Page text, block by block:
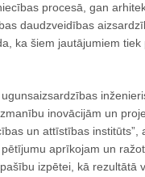
procesā, gan
daudzveidības
ka šiem jautājumiem
inovācijām un
un attīstības institūts”,
aprīkojam un
izpētei, kā rezultātā